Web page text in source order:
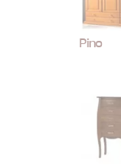
Pino